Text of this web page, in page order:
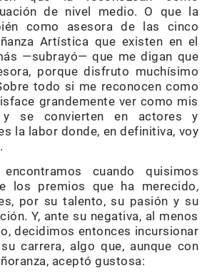
de nivel medio. O que la
como asesora de las cinco
Artística que existen en el
—subrayó— que me digan que
porque disfruto muchísimo
todo si me reconocen como
grandemente ver como mis
y se convierten en actores y
la labor donde, en definitiva, voy
cuando quisimos
los premios que ha merecido,
por su talento, su pasión y su
Y, ante su negativa, al menos
decidimos entonces incursionar
carrera, algo que, aunque con
aceptó gustosa: